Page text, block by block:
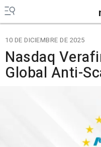
10 DE DICIEMBRE DE 2025
Nasdaq
Global Anti-